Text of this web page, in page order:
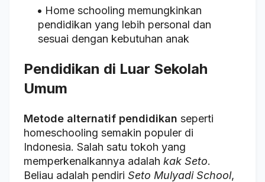
Home schooling memungkinkan
pendidikan yang lebih personal dan
sesuai dengan kebutuhan anak
Pendidikan di Luar Sekolah
Umum
Metode alternatif pendidikan seperti
homeschooling semakin populer di
Indonesia. Salah satu tokoh yang
memperkenalkannya adalah kak Seto.
Beliau adalah pendiri Seto Mulyadi School,